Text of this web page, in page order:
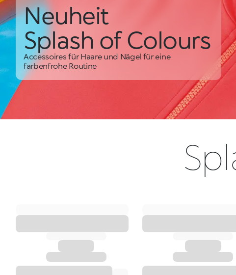
Neuheit
Splash of Colours
Accessoires für Haare und Nägel für eine
farbenfrohe Routine